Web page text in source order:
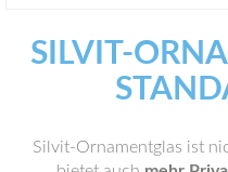
SILVIT-
Silvit-Ornamentglas ist